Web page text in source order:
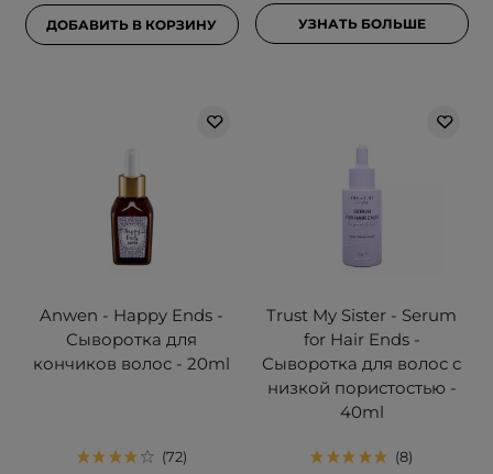
ДОБАВИТЬ В КОРЗИНУ УЗНАТЬ БОЛЬШЕ
Anwen - Happy Ends -
Сыворотка для
кончиков волос - 20ml
72
Trust My Sister - Serum
for Hair Ends -
Сыворотка для волос с
низкой пористостью -
40ml
8